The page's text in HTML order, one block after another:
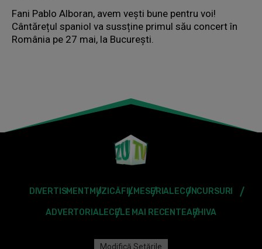
Fani Pablo Alboran, avem vești bune pentru voi!
Cântărețul spaniol va sussține primul său concert în
România pe 27 mai, la București.
DIVERTISMENT MUZICĂFILMESERIALECONCURSURI
ADVERTORIALECELE MAI RECENTEARHIVA
Modifică Setările